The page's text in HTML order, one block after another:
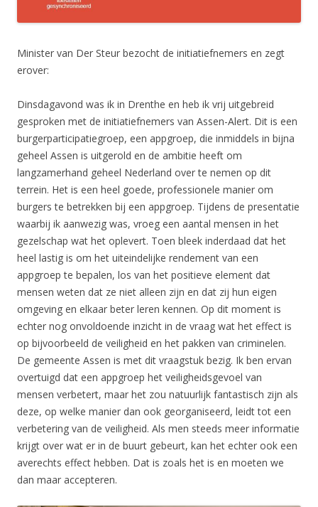
Minister van Der Steur bezocht de initiatiefnemers en zegt
erover:
Dinsdagavond was ik in Drenthe en heb ik vrij uitgebreid
gesproken met de initiatiefnemers van Assen-Alert. Dit is een
burgerparticipatiegroep, een appgroep, die inmiddels in bijna
geheel Assen is uitgerold en de ambitie heeft om
langzamerhand geheel Nederland over te nemen op dit
terrein. Het is een heel goede, professionele manier om
burgers te betrekken bij een appgroep. Tijdens de presentatie
waarbij ik aanwezig was, vroeg een aantal mensen in het
gezelschap wat het oplevert. Toen bleek inderdaad dat het
heel lastig is om het uiteindelijke rendement van een
appgroep te bepalen, los van het positieve element dat
mensen weten dat ze niet alleen zijn en dat zij hun eigen
omgeving en elkaar beter leren kennen. Op dit moment is
echter nog onvoldoende inzicht in de vraag wat het effect is
op bijvoorbeeld de veiligheid en het pakken van criminelen.
De gemeente Assen is met dit vraagstuk bezig. Ik ben ervan
overtuigd dat een appgroep het veiligheidsgevoel van
mensen verbetert, maar het zou natuurlijk fantastisch zijn als
deze, op welke manier dan ook georganiseerd, leidt tot een
verbetering van de veiligheid. Als men steeds meer informatie
krijgt over wat er in de buurt gebeurt, kan het echter ook een
averechts effect hebben. Dat is zoals het is en moeten we
dan maar accepteren.